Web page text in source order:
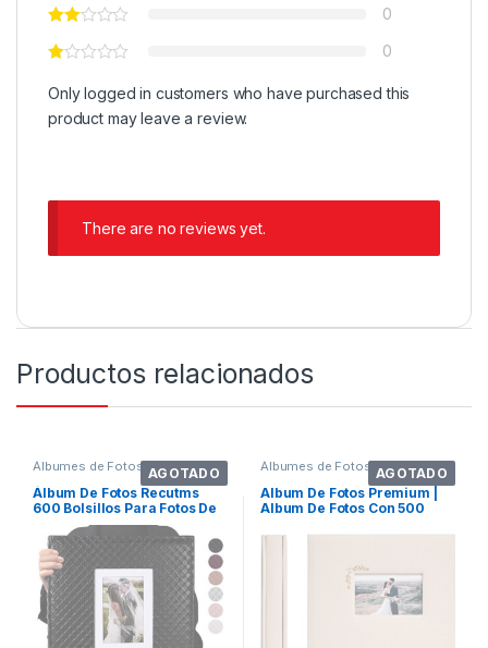
0
0
Only logged in customers who have purchased this
product may leave a review.
There are no reviews yet.
Productos relacionados
AGOTADO
Álbumes de Fotos
Álbum De Fotos Recutms
600 Bolsillos Para Fotos De
10 X 15 C
AGOTADO
Álbumes de Fotos
Album De Fotos Premium |
Album De Fotos Con 500